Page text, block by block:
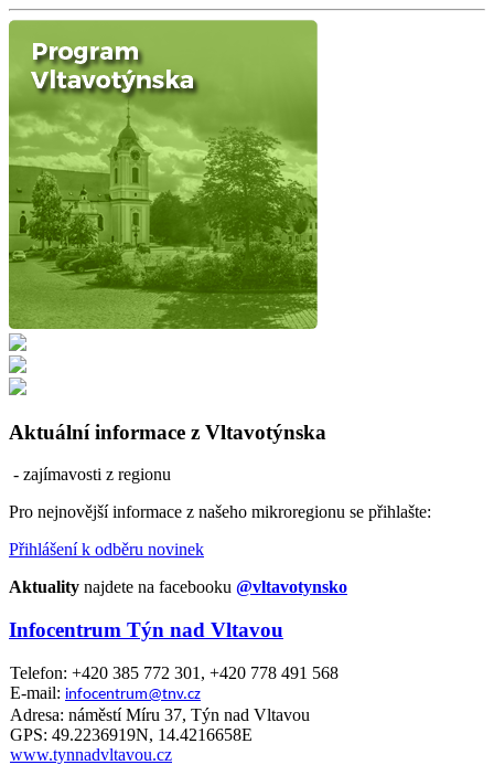
Aktuální informace z Vltavotýnska
- zajímavosti z regionu
Pro nejnovější informace z našeho mikroregionu se přihlašte:
Přihlášení k odběru novinek
Aktuality najdete na facebooku @vltavotynsko
Infocentrum Týn nad Vltavou
Telefon: +420 385 772 301, +420 778 491 568
E-mail: infocentrum@tnv.cz
Adresa: náměstí Míru 37, Týn nad Vltavou
GPS: 49.2236919N, 14.4216658E
www.tynnadvltavou.cz